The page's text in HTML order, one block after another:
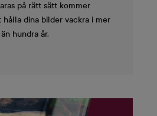
på rätt sätt kommer
dina bilder vackra i mer
än hundra år.